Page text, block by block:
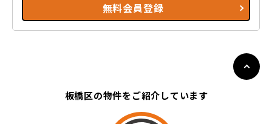
無料会員登録
板橋区の物件をご紹介しています